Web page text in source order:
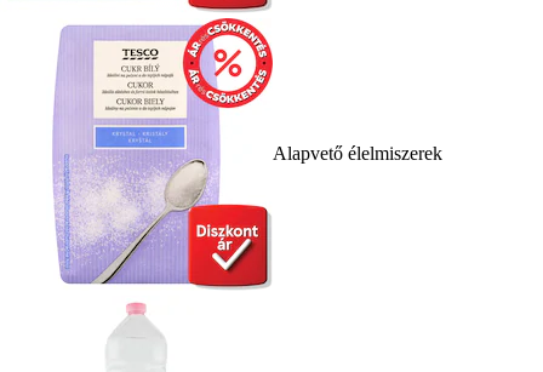
Alapvető élelmiszerek